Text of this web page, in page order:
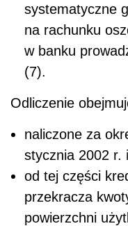
systematyczne
na rachunku
w banku
(7).
Odliczenie
naliczone za
stycznia 2002 r.
od tej części
przekracza
powierzchni